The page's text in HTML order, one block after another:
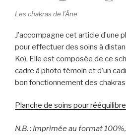
Les chakras de l’Âne
J’accompagne cet article d’une
pour effectuer des soins à
Ko). Elle est composée de ce
cadre à photo témoin et d’un
bon fonctionnement des chakras
Planche de soins pour
N.B. : Imprimée au format